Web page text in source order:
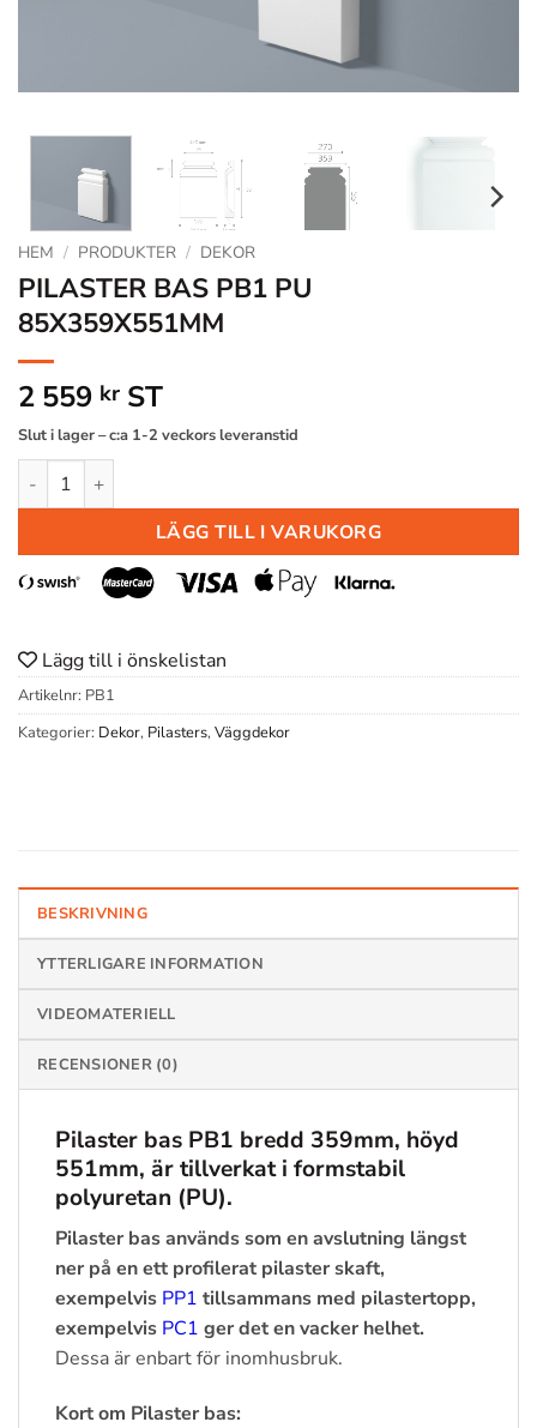
HEM / PRODUKTER / DEKOR
PILASTER BAS PB1 PU
85X359X551MM
2 559 kr ST
Slut i lager – c:a 1-2 veckors leveranstid
PILASTER BAS PB1 PU 85X359X551MM mängd
LÄGG TILL I VARUKORG
Lägg till i önskelistan
Artikelnr: PB1
Kategorier: Dekor, Pilasters, Väggdekor
BESKRIVNING
YTTERLIGARE INFORMATION
VIDEOMATERIELL
RECENSIONER (0)
Pilaster bas PB1 bredd 359mm, höyd
551mm, är tillverkat i formstabil
polyuretan (PU).
Pilaster bas används som en avslutning längst
ner på en ett profilerat pilaster skaft,
exempelvis PP1 tillsammans med pilastertopp,
exempelvis PC1 ger det en vacker helhet.
Dessa är enbart för inomhusbruk.
Kort om Pilaster bas: